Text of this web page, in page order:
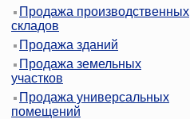
Продажа производственных
складов
Продажа зданий
Продажа земельных
участков
Продажа универсальных
помещений